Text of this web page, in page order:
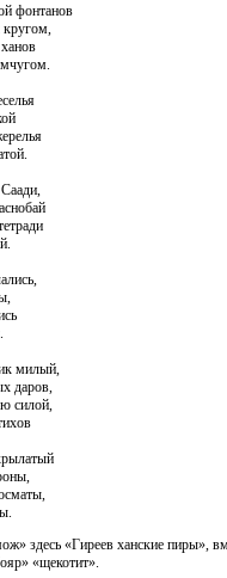
фонтанов
милый,
даров,
силой,
здесь «Гиреев ханские пиры»,
«щекотит».